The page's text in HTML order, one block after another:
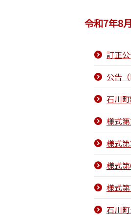
令和7年8
訂正
公告
石川
様式
様式
様式
様式
石川